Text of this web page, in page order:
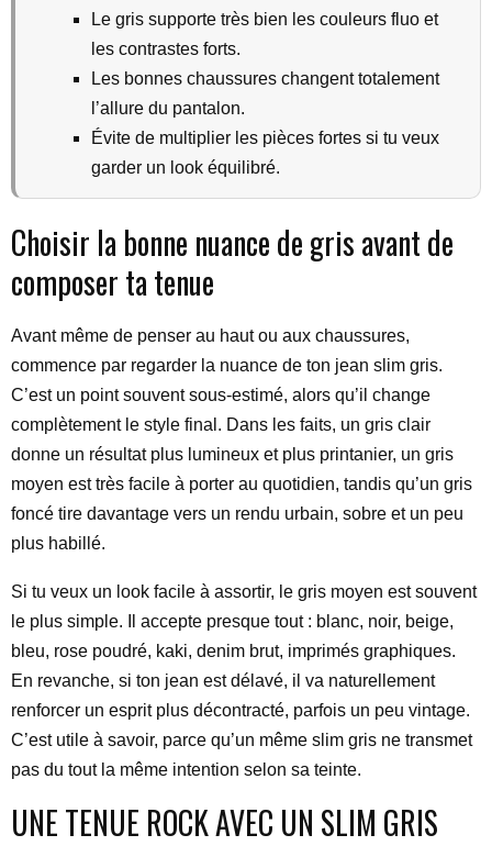
Le gris supporte très bien les couleurs fluo et
les contrastes forts.
Les bonnes chaussures changent totalement
l’allure du pantalon.
Évite de multiplier les pièces fortes si tu veux
garder un look équilibré.
Choisir la bonne nuance de gris avant de
composer ta tenue
Avant même de penser au haut ou aux chaussures,
commence par regarder la nuance de ton jean slim gris.
C’est un point souvent sous-estimé, alors qu’il change
complètement le style final. Dans les faits, un gris clair
donne un résultat plus lumineux et plus printanier, un gris
moyen est très facile à porter au quotidien, tandis qu’un gris
foncé tire davantage vers un rendu urbain, sobre et un peu
plus habillé.
Si tu veux un look facile à assortir, le gris moyen est souvent
le plus simple. Il accepte presque tout : blanc, noir, beige,
bleu, rose poudré, kaki, denim brut, imprimés graphiques.
En revanche, si ton jean est délavé, il va naturellement
renforcer un esprit plus décontracté, parfois un peu vintage.
C’est utile à savoir, parce qu’un même slim gris ne transmet
pas du tout la même intention selon sa teinte.
UNE TENUE ROCK AVEC UN SLIM GRIS